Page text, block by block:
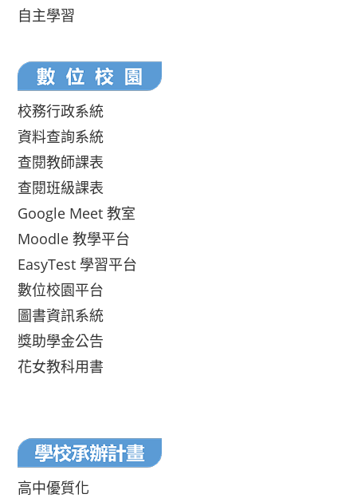
自主學習
校務行政系統
資料查詢系統
查閱教師課表
查閱班級課表
Google Meet 教室
Moodle 教學平台
EasyTest 學習平台
數位校園平台
圖書資訊系統
獎助學金公告
花女教科用書
高中優質化